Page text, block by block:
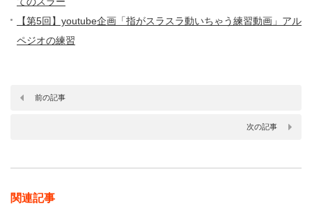
【第5回】youtube企画「指がスラスラ動いちゃう練習動画」アル
ペジオの練習
前の記事
次の記事
関連記事